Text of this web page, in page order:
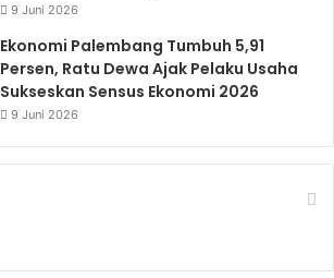
9 Juni 2026
Ekonomi Palembang Tumbuh 5,91
Persen, Ratu Dewa Ajak Pelaku Usaha
Sukseskan Sensus Ekonomi 2026
9 Juni 2026